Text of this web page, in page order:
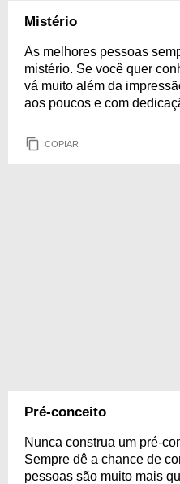
Mistério
As melhores pessoas
mistério. Se você quer
vá muito além da
aos poucos e com
COPIAR
Pré-conceito
Nunca construa um pré-
Sempre dê a chance de
pessoas são muito mais